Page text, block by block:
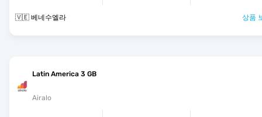
🇻🇪 베네수엘라 상품
Latin America 3 GB
Airalo